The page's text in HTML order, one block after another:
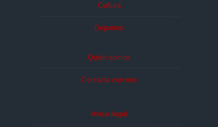
Cultura
Deportes
Quién somos
Contacta con nos
Avisu llegal